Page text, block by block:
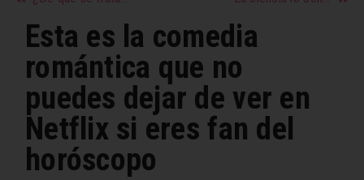
Esta es la comedia
romántica que no
puedes dejar de ver en
Netflix si eres fan del
horóscopo